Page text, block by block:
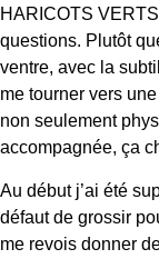
HARICOTS
questions. Plutôt
ventre, avec la
me tourner vers
non seulement
accompagnée, ça
Au début j’ai été
défaut de grossir
me revois donner